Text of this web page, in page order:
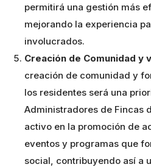
permitirá una gestión más
mejorando la experiencia
involucrados.
Creación de Comunidad y
creación de comunidad y
los residentes será una
Administradores de Fincas
activo en la promoción de
eventos y programas que
social, contribuyendo así a